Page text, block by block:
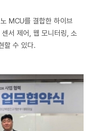
MCU를 결합한 하이브
서 제어, 웹 모니터링, 소
할 수 있다.